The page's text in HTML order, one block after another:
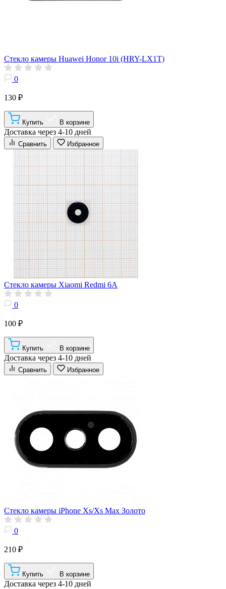
Стекло камеры Huawei Honor 10i (HRY-LX1T)
0
130 ₽
Купить В корзине
Доставка через 4-10 дней
Сравнить Избранное
Стекло камеры Xiaomi Redmi 6A
0
100 ₽
Купить В корзине
Доставка через 4-10 дней
Сравнить Избранное
Стекло камеры iPhone Xs/Xs Max Золото
0
210 ₽
Купить В корзине
Доставка через 4-10 дней